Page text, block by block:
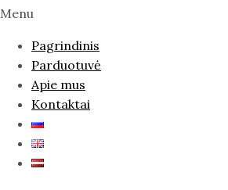
Menu
Pagrindinis
Parduotuvė
Apie mus
Kontaktai